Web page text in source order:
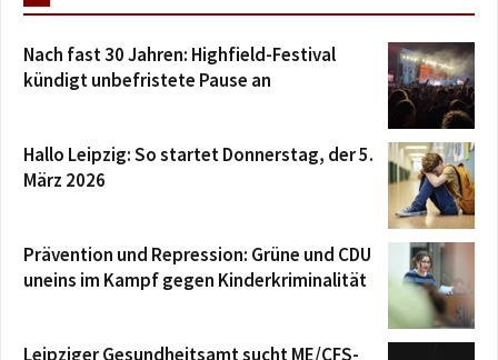
Nach fast 30 Jahren: Highfield-Festival
kündigt unbefristete Pause an
Hallo Leipzig: So startet Donnerstag, der 5.
März 2026
Prävention und Repression: Grüne und CDU
uneins im Kampf gegen Kinderkriminalität
Leipziger Gesundheitsamt sucht ME/CFS-